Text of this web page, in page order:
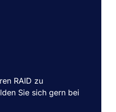
RAID zu
Sie sich gern bei